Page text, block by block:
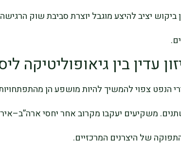
יציב להיצע מוגבל יוצרת סביבת שוק הרגישה
עדין בין גיאופוליטיקה
הנפט צפוי להמשיך להיות מושפע הן מהתפתחויות
משקיעים יעקבו מקרוב אחר יחסי
התפוקה של היצרנים המרכזיים.